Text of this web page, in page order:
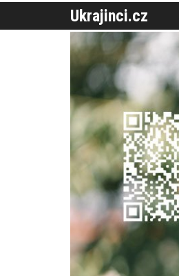
Ukrajinci.cz